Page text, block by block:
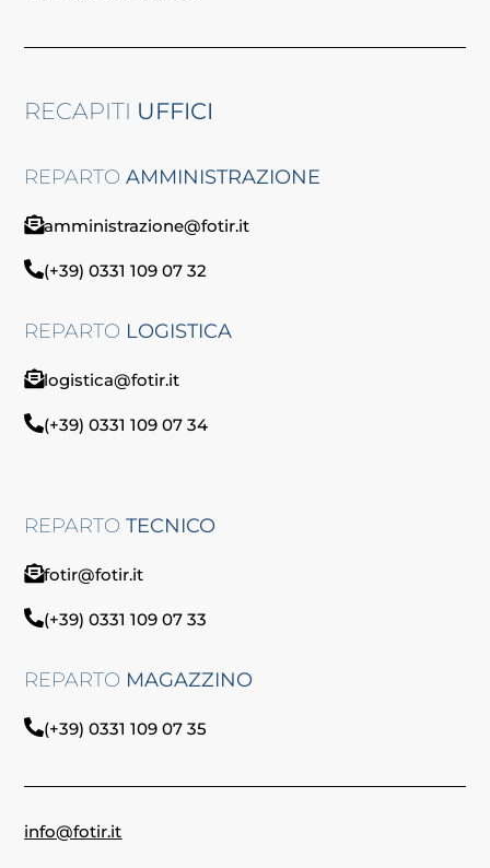
RECAPITI UFFICI
REPARTOAMMINISTRAZIONE
amministrazione@fotir.it
(+39) 0331 109 07 32
REPARTO LOGISTICA
logistica@fotir.it
(+39) 0331 109 07 34
REPARTOTECNICO
fotir@fotir.it
(+39) 0331 109 07 33
REPARTO MAGAZZINO
(+39) 0331 109 07 35
info@fotir.it